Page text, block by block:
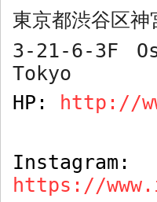
東京都渋谷区神
3-21-6-3F
Tokyo
HP:
http://
Instagram:
https://